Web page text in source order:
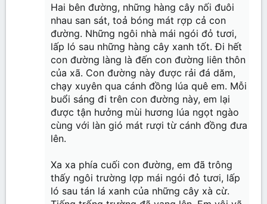
Hai bên đường, những hàng cây nối đuôi
nhau san sát, toả bóng mát rợp cả con
đường. Những ngôi nhà mái ngói đỏ tươi,
lấp ló sau những hàng cây xanh tốt. Đi hết
con đường làng là đến con đường liên thôn
của xã. Con đường này được rải đá dăm,
chạy xuyên qua cánh đồng lúa quê em. Mỗi
buổi sáng đi trên con đường này, em lại
được tận hưởng mùi hương lúa ngọt ngào
cùng với làn gió mát rượi từ cánh đồng đưa
lên.
Xa xa phía cuối con đường, em đã trông
thấy ngôi trường lợp mái ngói đỏ tươi, lấp
ló sau tán lá xanh của những cây xà cừ.